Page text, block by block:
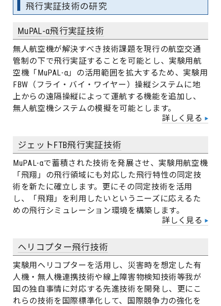
飛行実証技術の研究
MuPAL-α飛行実証技術
無人航空機が解決すべき技術課題を現行の航空交通
管制の下で飛行実証することを可能とし、実験用航
空機「MuPAL-α」の活用範囲を拡大するため、実験用
FBW（フライ・バイ・ワイヤー）操縦システムに地
上からの遠隔操縦によって運航する機能を追加し、
無人航空機システムの模擬を可能とします。
詳しく見る
ジェットFTB飛行実証技術
MuPAL-αで蓄積された技術を発展させ、実験用航空機
「飛翔」の飛行領域にも対応した飛行特性の同定技
術を新たに確立します。更にその同定技術を活用
し、「飛翔」を利用したいというニーズに応えるた
めの飛行シミュレーション環境を構築します。
詳しく見る
ヘリコプター飛行技術
実験用ヘリコプターを活用し、災害時を想定した有
人機・無人機連携技術や線上障害物検知技術等我が
国の独自事情に対応する先進技術を開発し、更にこ
れらの技術を国際標準化して、国際競争力の強化を